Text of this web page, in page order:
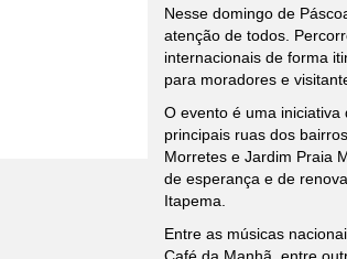
Nesse domingo de
atenção de todos.
internacionais de forma
para moradores e
O evento é uma
principais ruas dos
Morretes e Jardim Praia
de esperança e de
Itapema.
Entre as músicas